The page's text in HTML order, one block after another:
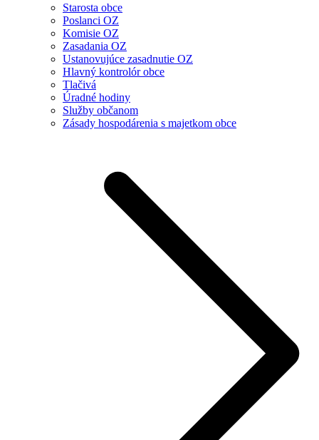
Starosta obce
Poslanci OZ
Komisie OZ
Zasadania OZ
Ustanovujúce zasadnutie OZ
Hlavný kontrolór obce
Tlačivá
Úradné hodiny
Služby občanom
Zásady hospodárenia s majetkom obce